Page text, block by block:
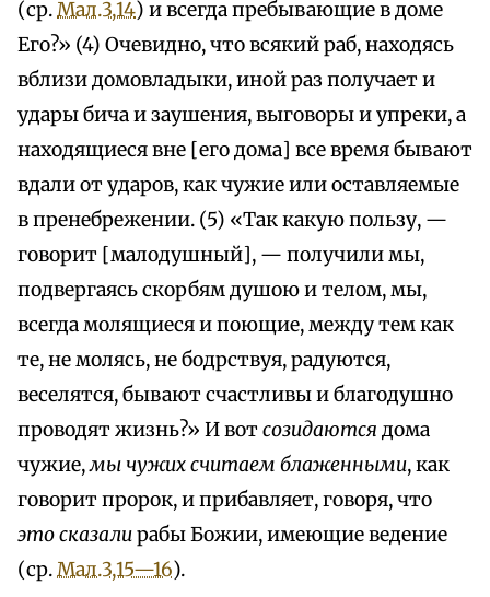
(ср.Мал.3,14) и всегда пребывающие в доме
Его?» (4) Очевидно, что всякий раб, находясь
вблизи домовладыки, иной раз получает и
удары бича и заушения, выговоры и упреки, а
находящиеся вне [его дома] все время бывают
вдали от ударов, как чужие или оставляемые
в пренебрежении. (5) «Так какую пользу, —
говорит [малодушный], — получили мы,
подвергаясь скорбям душою и телом, мы,
всегда молящиеся и поющие, между тем как
те, не молясь, не бодрствуя, радуются,
веселятся, бывают счастливы и благодушно
проводят жизнь?» И вотсозидаются дома
чужие,мы чужих считаем блаженными, как
говорит пророк, и прибавляет, говоря, что
это сказалирабы Божии, имеющие ведение
(ср.Мал.3,15—16).